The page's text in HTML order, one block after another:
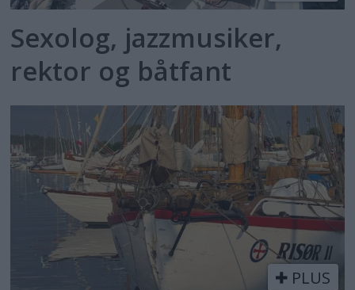
Sexolog, jazzmusiker,
rektor og båtfant
PLUS